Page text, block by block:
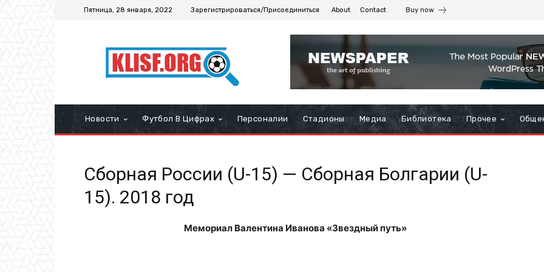
Пятница, 28 января, 2022 Зарегистрироваться/Присоединиться About Contact Buy now
Новости Футбол В Цифрах Персоналии Стадионы Медиа Библиотека Прочее
Сборная России (U-15) — Сборная Болгарии (U-
15). 2018 год
Мемориал Валентина Иванова «Звездный путь»